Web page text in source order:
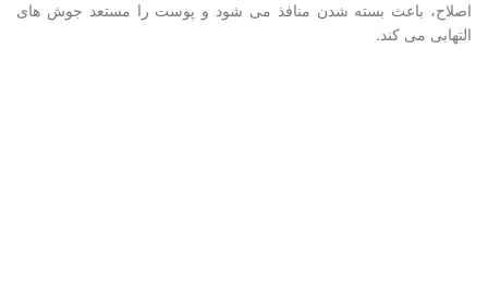
اصلاح، باعث بسته شدن منافذ می شود و پوست را مستعد جوش های
التهابی می کند.